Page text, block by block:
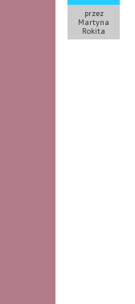
przez
Martyna
Rokita